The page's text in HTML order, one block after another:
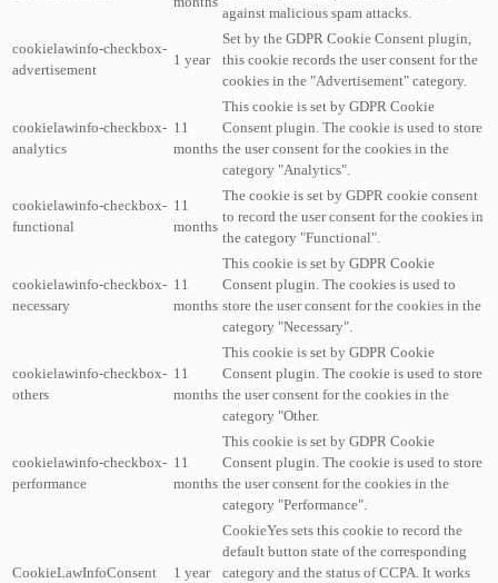
against malicious spam attacks.
cookielawinfo-checkbox-
advertisement
1 year
Set by the GDPR Cookie Consent plugin,
this cookie records the user consent for the
cookies in the "Advertisement" category.
cookielawinfo-checkbox-
analytics
11
months
This cookie is set by GDPR Cookie
Consent plugin. The cookie is used to store
the user consent for the cookies in the
category "Analytics".
cookielawinfo-checkbox-
functional
11
months
The cookie is set by GDPR cookie consent
to record the user consent for the cookies in
the category "Functional".
cookielawinfo-checkbox-
necessary
11
months
This cookie is set by GDPR Cookie
Consent plugin. The cookies is used to
store the user consent for the cookies in the
category "Necessary".
cookielawinfo-checkbox-
others
11
months
This cookie is set by GDPR Cookie
Consent plugin. The cookie is used to store
the user consent for the cookies in the
category "Other.
cookielawinfo-checkbox-
performance
11
months
This cookie is set by GDPR Cookie
Consent plugin. The cookie is used to store
the user consent for the cookies in the
category "Performance".
CookieLawInfoConsent 1 year
CookieYes sets this cookie to record the
default button state of the corresponding
category and the status of CCPA. It works